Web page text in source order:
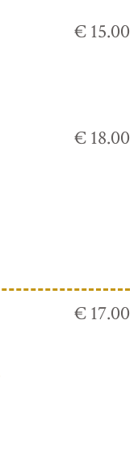
€ 15.00
€ 18.00
€ 17.00